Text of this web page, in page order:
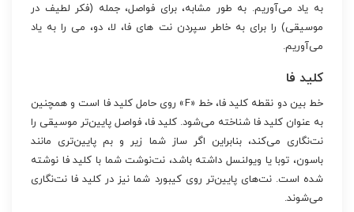
به یاد می‌آوریم. به طور مشابه، برای فواصل، جمله (فکر لطیف در
موسیقی) را برای به خاطر سپردن نت های فا، لا، دو، می را به یاد
می‌آوریم.
کلید فا
خط بین دو نقطه کلید فا، خط «F» روی حامل کلید فا است و همچنین
به عنوان کلید فا شناخته می‌شود. کلید فا، فواصل پایین‌تر موسیقی را
نت‌نگاری می‌کند، بنابراین اگر ساز شما زیر و بم پایین‌تری مانند
باسون، توبا یا ویولنسل داشته باشد، نت‌نوشت شما با کلید فا نوشته
شده است. نت‌های پایین‌تر روی کیبورد شما نیز در کلید فا نت‌نگاری
می‌شوند.